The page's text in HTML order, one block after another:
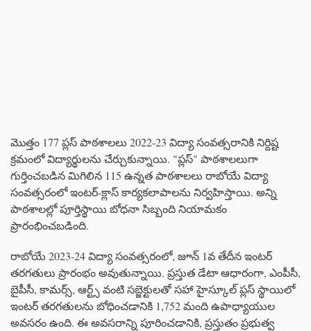
మొత్తం 177 ప్లస్ పాఠశాలలు 2022-23 విద్యా సంవత్సరానికి నిర్దిష్ట
క్రమంలో విద్యార్థులను చేర్చుకున్నాయి. "ప్లస్" పాఠశాలలుగా
గుర్తించబడిన మిగిలిన 115 ఉన్నత పాఠశాలలు రాబోయే విద్యా
సంవత్సరంలో ఇంటర్-క్లాస్ కార్యకలాపాలను నిర్వహిస్తాయి. అన్ని
పాఠశాలల్లో పూర్తిస్థాయి బోధనా సిబ్బంది నియామకం
ప్రారంభించబడింది.
రాబోయే 2023-24 విద్యా సంవత్సరంలో, జూన్ 1వ తేదీన ఇంటర్
తరగతులు ప్రారంభం అవుతున్నాయి. ప్రస్తుత డేటా ఆధారంగా, ఎంపీసీ,
బైపీసీ, కామర్స్, ఆర్ట్స్‌ వంటి సబ్జెక్టులతో సహా హైస్కూల్ ప్లస్ స్థాయిలో
ఇంటర్ తరగతులను బోధించడానికి 1,752 మంది ఉపాధ్యాయుల
అవసరం ఉంది. ఈ అవసరాన్ని పూరించడానికి, ప్రస్తుతం ప్రభుత్వ